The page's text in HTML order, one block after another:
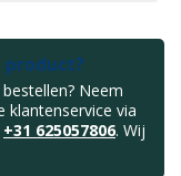
product?
Neem
via
+31 625057806. Wij